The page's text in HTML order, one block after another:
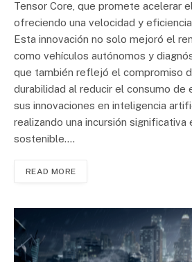
Tensor Core, que promete acelerar
ofreciendo una velocidad y
Esta innovación no solo mejoró el
como vehículos autónomos y
que también reflejó el compromiso
durabilidad al reducir el consumo de
sus innovaciones en inteligencia
realizando una incursión significativa
sostenible.…
READ MORE